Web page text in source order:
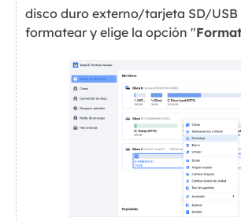
disco duro externo/tarjeta SD/USB
formatear y elige la opción "